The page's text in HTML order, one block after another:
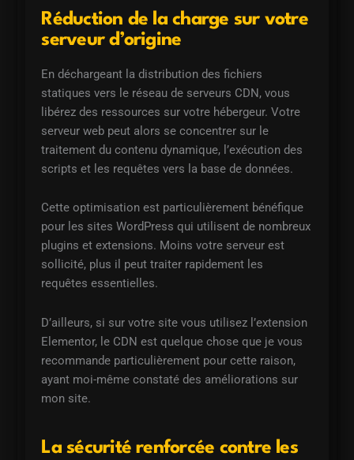
Réduction de la charge sur votre
serveur d’origine
En déchargeant la distribution des fichiers
statiques vers le réseau de serveurs CDN, vous
libérez des ressources sur votre hébergeur. Votre
serveur web peut alors se concentrer sur le
traitement du contenu dynamique, l’exécution des
scripts et les requêtes vers la base de données.
Cette optimisation est particulièrement bénéfique
pour les sites WordPress qui utilisent de nombreux
plugins et extensions. Moins votre serveur est
sollicité, plus il peut traiter rapidement les
requêtes essentielles.
D’ailleurs, si sur votre site vous utilisez l’extension
Elementor, le CDN est quelque chose que je vous
recommande particulièrement pour cette raison,
ayant moi-même constaté des améliorations sur
mon site.
La sécurité renforcée contre les